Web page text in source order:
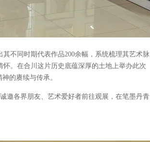
不同时期代表作品200余幅，系统梳理其艺术脉
。在合川这片历史底蕴深厚的土地上举办此次
的赓续与传承。
邀各界朋友、艺术爱好者前往观展，在笔墨丹青